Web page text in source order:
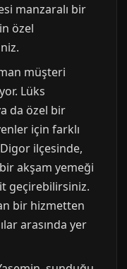
manzaralı bir
özel
müşteri
Lüks
da özel bir
için farklı
ilçesinde,
akşam yemeği
geçirebilirsiniz.
bir hizmetten
arasında yer